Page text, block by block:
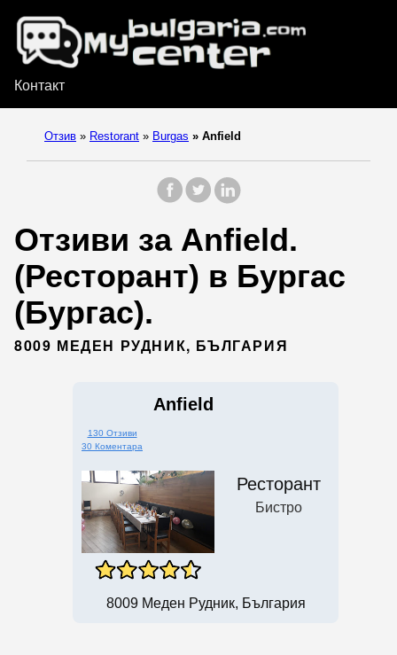
Контакт
Отзив » Restorant » Burgas » Anfield
Отзиви за Anfield.
(Ресторант) в Бургас
(Бургас).
8009 МЕДЕН РУДНИК, БЪЛГАРИЯ
Anfield
130 Отзиви
30 Коментара
Ресторант
Бистро
8009 Меден Рудник, България